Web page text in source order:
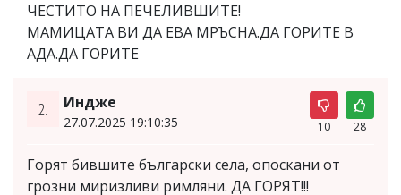
ЧЕСТИТО НА ПЕЧЕЛИВШИТЕ!
МАМИЦАТА ВИ ДА ЕВА МРЪСНА.ДА ГОРИТЕ В
АДА.ДА ГОРИТЕ
2. Индже
27.07.2025 19:10:35 10 28
Горят бившите български села, опоскани от
грозни миризливи римляни. ДА ГОРЯТ!!!